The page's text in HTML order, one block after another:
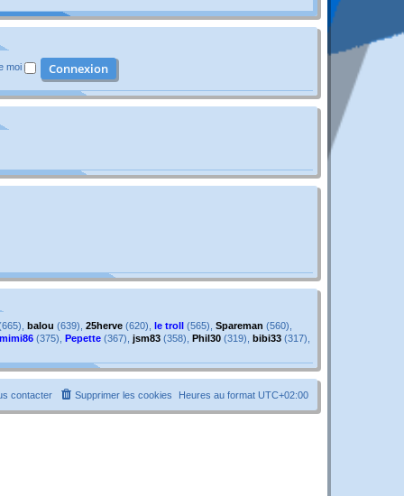
e
s
s
i
e
r
g
e
d
m
e
moi
balou (639), 25herve (620), le troll (565), Spareman (560),
mimi86 (375), Pepette (367), jsm83 (358), Phil30 (319), bibi33 (317),
Heures au format UTC+02:00
Supprimer les cookies
contacter